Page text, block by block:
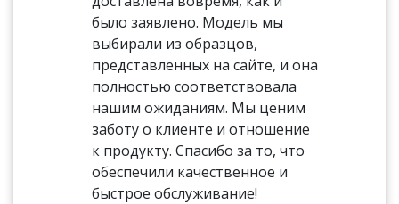
было заявлено. Модель мы
выбирали из образцов,
представленных на сайте, и она
полностью соответствовала
нашим ожиданиям. Мы ценим
заботу о клиенте и отношение
к продукту. Спасибо за то, что
обеспечили качественное и
быстрое обслуживание!